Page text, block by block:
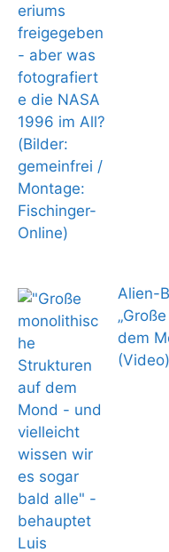
Alien-
dem
(Video)